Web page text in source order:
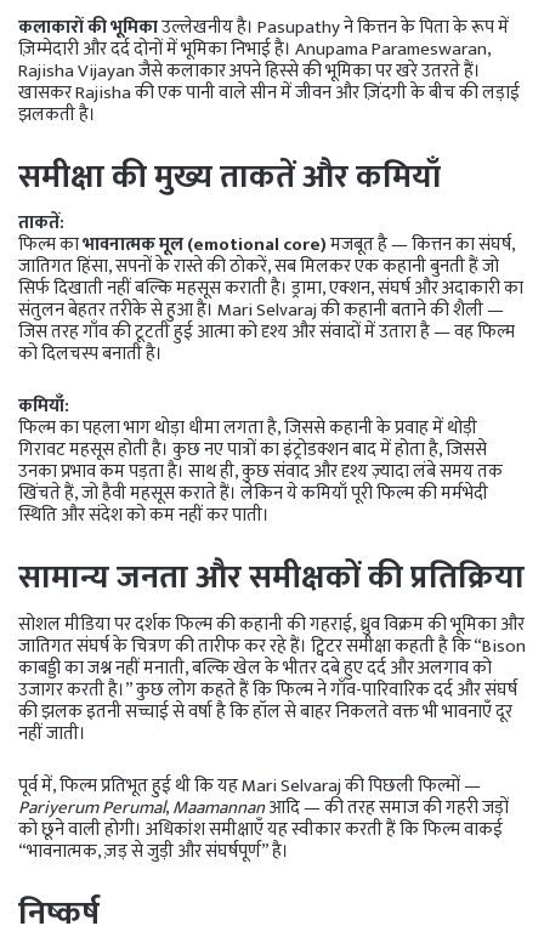
कलाकारों की भूमिकाउल्लेखनीय है। Pasupathy ने कित्तन के पिता के रूप में
ज़िम्मेदारी और दर्द दोनों में भूमिका निभाई है। Anupama Parameswaran,
Rajisha Vijayan जैसे कलाकार अपने हिस्से की भूमिका पर खरे उतरते हैं।
खासकर Rajisha की एक पानी वाले सीन में जीवन और ज़िंदगी के बीच की लड़ाई
झलकती है।
समीक्षा की मुख्य ताकतें और कमियाँ
ताकतें:
फिल्म काभावनात्मक मूल (emotional core)मजबूत है — कित्तन का संघर्ष,
जातिगत हिंसा, सपनों के रास्ते की ठोकरें, सब मिलकर एक कहानी बुनती हैं जो
सिर्फ दिखाती नहीं बल्कि महसूस कराती है। ड्रामा, एक्शन, संघर्ष और अदाकारी का
संतुलन बेहतर तरीके से हुआ है। Mari Selvaraj की कहानी बताने की शैली —
जिस तरह गाँव की टूटती हुई आत्मा को दृश्य और संवादों में उतारा है — वह फिल्म
को दिलचस्प बनाती है।
कमियाँ:
फिल्म का पहला भाग थोड़ा धीमा लगता है, जिससे कहानी के प्रवाह में थोड़ी
गिरावट महसूस होती है। कुछ नए पात्रों का इंट्रोडक्शन बाद में होता है, जिससे
उनका प्रभाव कम पड़ता है। साथ ही, कुछ संवाद और दृश्य ज़्यादा लंबे समय तक
खिंचते हैं, जो हैवी महसूस कराते हैं। लेकिन ये कमियाँ पूरी फिल्म की मर्मभेदी
स्थिति और संदेश को कम नहीं कर पाती।
सामान्य जनता और समीक्षकों की प्रतिक्रिया
सोशल मीडिया पर दर्शक फिल्म की कहानी की गहराई, ध्रुव विक्रम की भूमिका और
जातिगत संघर्ष के चित्रण की तारीफ कर रहे हैं। ट्विटर समीक्षा कहती है कि “Bison
काबड्डी का जश्न नहीं मनाती, बल्कि खेल के भीतर दबे हुए दर्द और अलगाव को
उजागर करती है।” कुछ लोग कहते हैं कि फिल्म ने गाँव-पारिवारिक दर्द और संघर्ष
की झलक इतनी सच्चाई से वर्षा है कि हॉल से बाहर निकलते वक्त भी भावनाएँ दूर
नहीं जाती।
पूर्व में, फिल्म प्रतिभूत हुई थी कि यह Mari Selvaraj की पिछली फिल्मों —
Pariyerum Perumal,Maamannanआदि — की तरह समाज की गहरी जड़ों
को छूने वाली होगी। अधिकांश समीक्षाएँ यह स्वीकार करती हैं कि फिल्म वाकई
“भावनात्मक, ज़ड़ से जुड़ी और संघर्षपूर्ण” है।
निष्कर्ष